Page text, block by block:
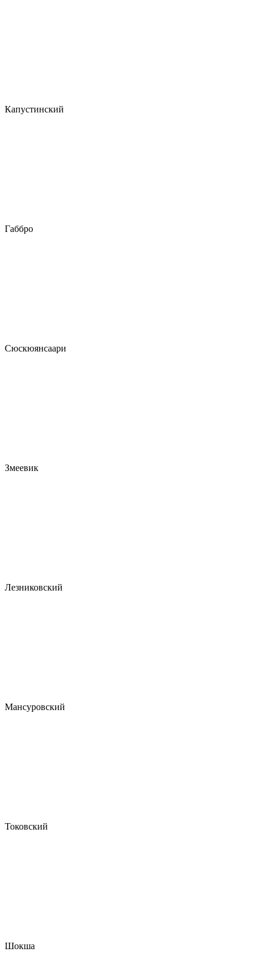
Капустинский
Габбро
Сюскюянсаари
Змеевик
Лезниковский
Мансуровский
Токовский
Шокша